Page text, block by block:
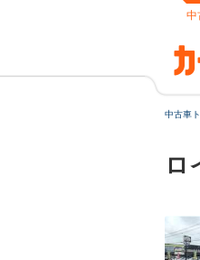
中
中古車
ロ